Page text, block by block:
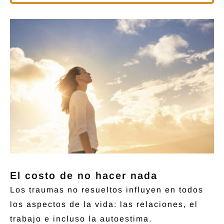
El costo de no hacer nada
Los traumas no resueltos influyen en todos
los aspectos de la vida: las relaciones, el
trabajo e incluso la autoestima.